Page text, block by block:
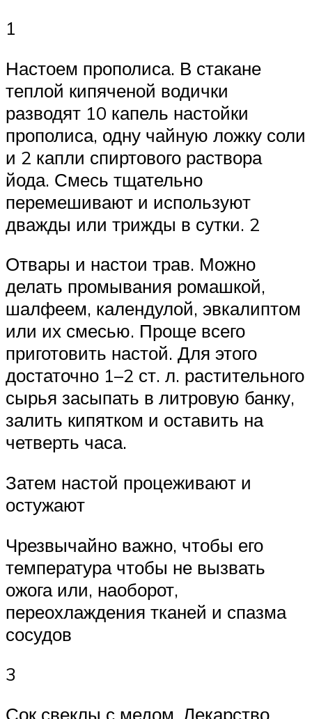
1
Настоем прополиса. В стакане
теплой кипяченой водички
разводят 10 капель настойки
прополиса, одну чайную ложку соли
и 2 капли спиртового раствора
йода. Смесь тщательно
перемешивают и используют
дважды или трижды в сутки. 2
Отвары и настои трав. Можно
делать промывания ромашкой,
шалфеем, календулой, эвкалиптом
или их смесью. Проще всего
приготовить настой. Для этого
достаточно 1–2 ст. л. растительного
сырья засыпать в литровую банку,
залить кипятком и оставить на
четверть часа.
Затем настой процеживают и
остужают
Чрезвычайно важно, чтобы его
температура чтобы не вызвать
ожога или, наоборот,
переохлаждения тканей и спазма
сосудов
3
Сок свеклы с медом. Лекарство